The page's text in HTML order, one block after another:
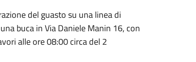
del guasto su una linea di
buca in Via Daniele Manin 16, con
alle ore 08:00 circa del 2